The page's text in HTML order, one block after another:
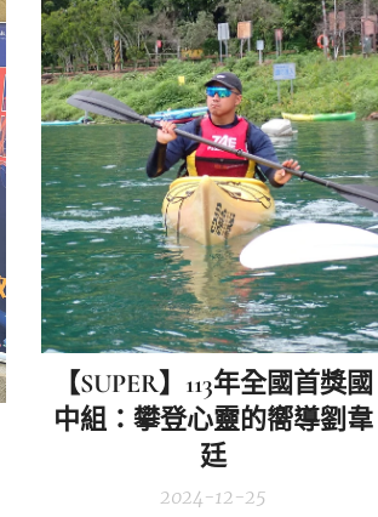
的遊戲規範，才讓大家有所進退，頓時也
才明白，正義需要被維護，力量需要有正
義把持。
【SUPER】113年全國首獎國
中組：攀登心靈的嚮導劉韋
廷
2024-12-25